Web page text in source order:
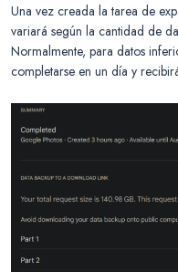
Una vez creada la tarea de
variará según la cantidad de
Normalmente, para datos
completarse en un día y